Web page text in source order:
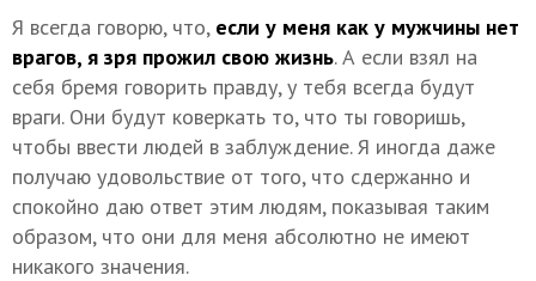
Я всегда говорю, что, если у меня как у мужчины нет
врагов, я зря прожил свою жизнь. А если взял на
себя бремя говорить правду, у тебя всегда будут
враги. Они будут коверкать то, что ты говоришь,
чтобы ввести людей в заблуждение. Я иногда даже
получаю удовольствие от того, что сдержанно и
спокойно даю ответ этим людям, показывая таким
образом, что они для меня абсолютно не имеют
никакого значения.